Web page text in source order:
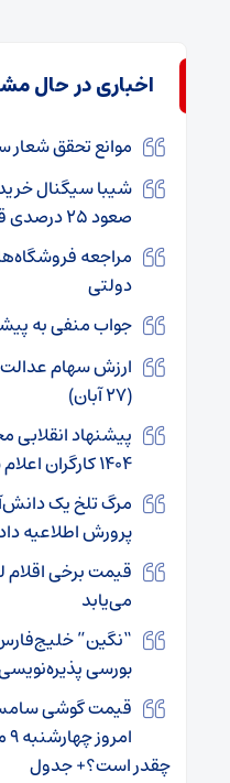
اخباری در حال
موانع تحقق شعار سال
شیبا سیگنال
صعود ۲۵ درصدی قیمت SHIB باشید!
مراجعه
دولتی
جواب منفی به
(۲۷ آبان)
پیشنهاد
۱۴۰۴ کارگران اعلام شد
مرگ تلخ یک
پرورش اطلاعیه
قیمت برخی
می‌یابد
“نگین”
بورسی
قیمت گوشی
چقدر است؟+ جدول